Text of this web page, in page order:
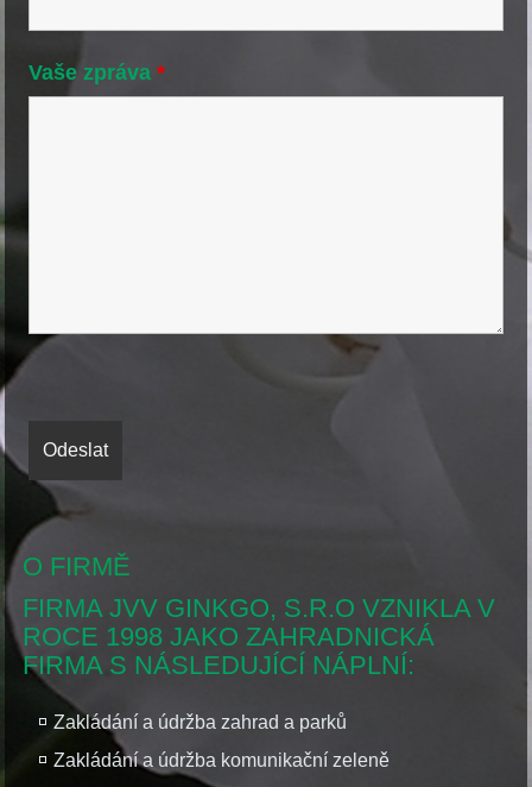
Vaše zpráva*
O FIRMĚ
FIRMA JVV GINKGO, S.R.O VZNIKLA V
ROCE 1998 JAKO ZAHRADNICKÁ
FIRMA S NÁSLEDUJÍCÍ NÁPLNÍ:
Zakládání a údržba zahrad a parků
Zakládání a údržba komunikační zeleně